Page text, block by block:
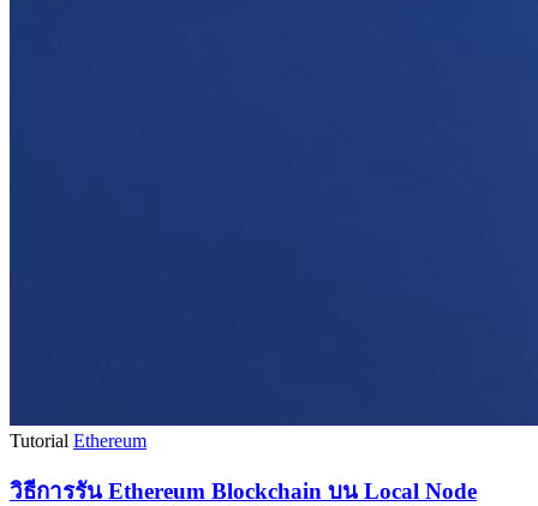
Tutorial Ethereum
วิธีการรัน Ethereum Blockchain บน Local Node